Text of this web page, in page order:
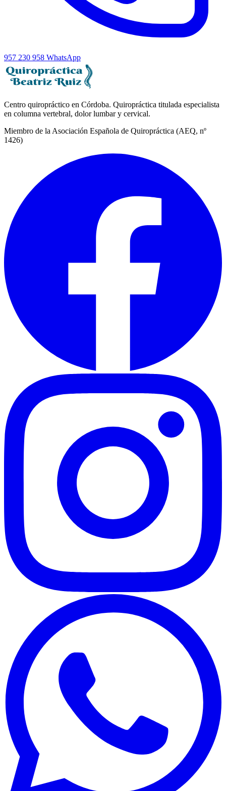
957 230 958 WhatsApp
Centro quiropráctico en Córdoba. Quiropráctica titulada especialista
en columna vertebral, dolor lumbar y cervical.
Miembro de la Asociación Española de Quiropráctica (AEQ, nº
1426)